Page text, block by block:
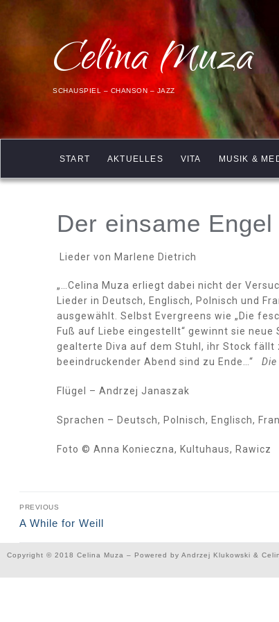
Celina Muza
SCHAUSPIEL – CHANSON – JAZZ
START AKTUELLES VITA MUSIK &
Der einsame Engel
Lieder von Marlene Dietrich
„…Celina Muza erliegt dabei nicht der
Lieder in Deutsch, Englisch, Polnisch und
ausgewählt. Selbst Evergreens wie „Die
Fuß auf Liebe eingestellt“ gewinnt sie
gealterte Diva auf dem Stuhl, ihr Stock fällt
beeindruckender Abend sind zu Ende…“ Die
Flügel – Andrzej Janaszak
Sprachen – Deutsch, Polnisch, Englisch,
Foto © Anna Konieczna, Kultuhaus, Rawicz
PREVIOUS
A While for Weill
Copyright © 2018 Celina Muza – Powered by Andrzej Klukowski &